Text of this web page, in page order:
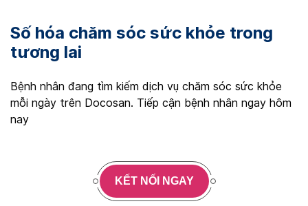
Số hóa chăm sóc sức khỏe trong
tương lai
Bệnh nhân đang tìm kiếm dịch vụ chăm sóc sức khỏe
mỗi ngày trên Docosan. Tiếp cận bệnh nhân ngay hôm
nay
KẾT NỐI NGAY